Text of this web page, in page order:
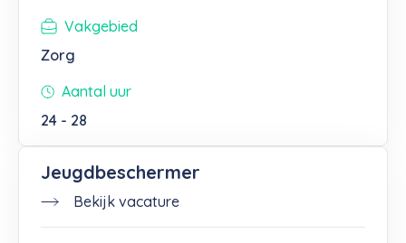
Vakgebied
Zorg
Aantal uur
24 - 28
Jeugdbeschermer
Bekijk vacature